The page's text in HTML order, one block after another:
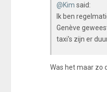
@Kim said:
Ik ben
Genève
taxi's zijn er
Was het maar zo